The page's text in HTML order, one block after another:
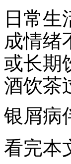
日常
成情绪
或长期
酒饮茶
银屑病
看完本